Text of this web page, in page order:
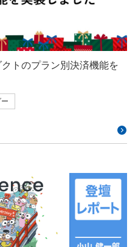
トのプラン別決済機能を